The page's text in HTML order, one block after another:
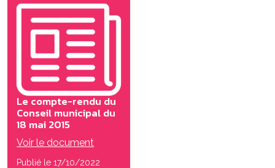
Le compte-rendu du
Conseil municipal du
18 mai 2015
Voir le document
Publié le 17/10/2022